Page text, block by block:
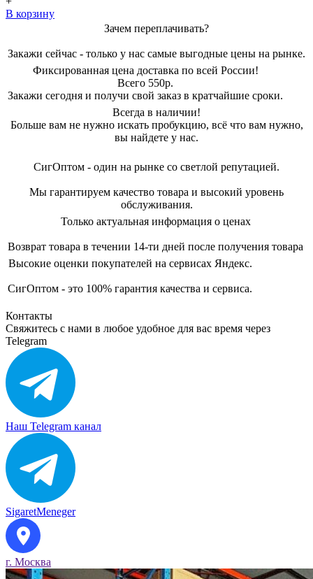
В корзину
Зачем переплачивать?
Закажи сейчас - только у нас самые выгодные цены на рынке.
Фиксированная цена доставка по всей России!
Всего 550р.
Закажи сегодня и получи свой заказ в кратчайшие сроки.
Всегда в наличии!
Больше вам не нужно искать пробукцию, всё что вам нужно,
вы найдете у нас.
СигОптом - один на рынке со светлой репутацией.
Мы гарантируем качество товара и высокий уровень
обслуживания.
Только актуальная информация о ценах
Возврат товара в течении 14-ти дней после получения товара
Высокие оценки покупателей на сервисах Яндекс.
СигОптом - это 100% гарантия качества и сервиса.
Контакты
Свяжитесь с нами в любое удобное для вас время через
Telegram
Наш Telegram канал
SigaretMeneger
г. Москва